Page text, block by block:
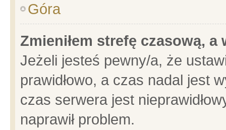
Góra
Zmieniłem strefę czasową,
Jeżeli jesteś pewny/a, że
prawidłowo, a czas nadal jest
czas serwera jest
naprawił problem.